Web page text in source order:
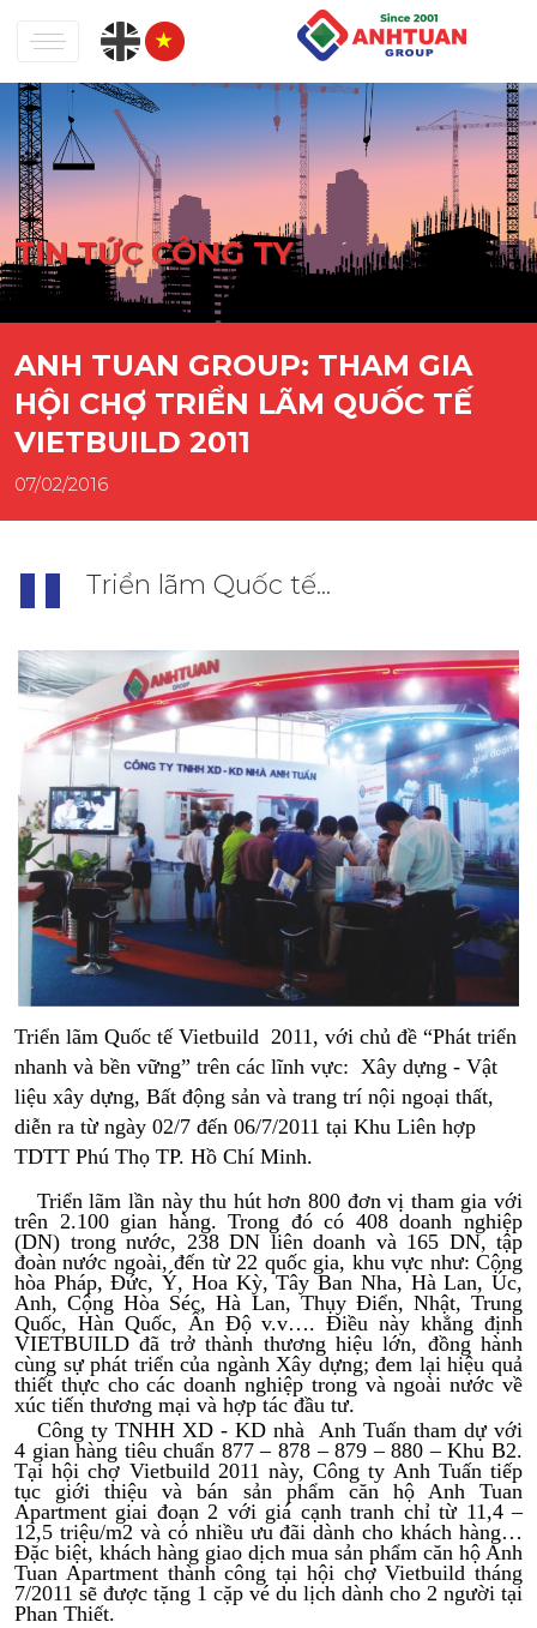
TIN TỨC CÔNG TY
ANH TUAN GROUP: THAM GIA
HỘI CHỢ TRIỂN LÃM QUỐC TẾ
VIETBUILD 2011
07/02/2016
Triển lãm Quốc tế...
Triển lãm Quốc tế Vietbuild 2011, với chủ đề “Phát triển
nhanh và bền vững” trên các lĩnh vực: Xây dựng - Vật
liệu xây dựng, Bất động sản và trang trí nội ngoại thất,
diễn ra từ ngày 02/7 đến 06/7/2011 tại Khu Liên hợp
TDTT Phú Thọ TP. Hồ Chí Minh.
Triển lãm lần này thu hút hơn 800 đơn vị tham gia với
trên 2.100 gian hàng. Trong đó có 408 doanh nghiệp
(DN) trong nước, 238 DN liên doanh và 165 DN, tập
đoàn nước ngoài, đến từ 22 quốc gia, khu vực như: Cộng
hòa Pháp, Đức, Ý, Hoa Kỳ, Tây Ban Nha, Hà Lan, Úc,
Anh, Cộng Hòa Séc, Hà Lan, Thụy Điển, Nhật, Trung
Quốc, Hàn Quốc, Ấn Độ v.v…. Điều này khẳng định
VIETBUILD đã trở thành thương hiệu lớn, đồng hành
cùng sự phát triển của ngành Xây dựng; đem lại hiệu quả
thiết thực cho các doanh nghiệp trong và ngoài nước về
xúc tiến thương mại và hợp tác đầu tư.
Công ty TNHH XD - KD nhà Anh Tuấn tham dự với
4 gian hàng tiêu chuẩn 877 – 878 – 879 – 880 – Khu B2.
Tại hội chợ Vietbuild 2011 này, Công ty Anh Tuấn tiếp
tục giới thiệu và bán sản phẩm căn hộ Anh Tuan
Apartment giai đoạn 2 với giá cạnh tranh chỉ từ 11,4 –
12,5 triệu/m2 và có nhiều ưu đãi dành cho khách hàng…
Đặc biệt, khách hàng giao dịch mua sản phẩm căn hộ Anh
Tuan Apartment thành công tại hội chợ Vietbuild tháng
7/2011 sẽ được tặng 1 cặp vé du lịch dành cho 2 người tại
Phan Thiết.